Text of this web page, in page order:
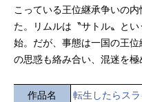
こっている王位継承争いの
た。リムルは〝サトル〟と
始。だが、事態は一国の王
の思惑も絡み合い、混迷を極
作品名
転生したらス